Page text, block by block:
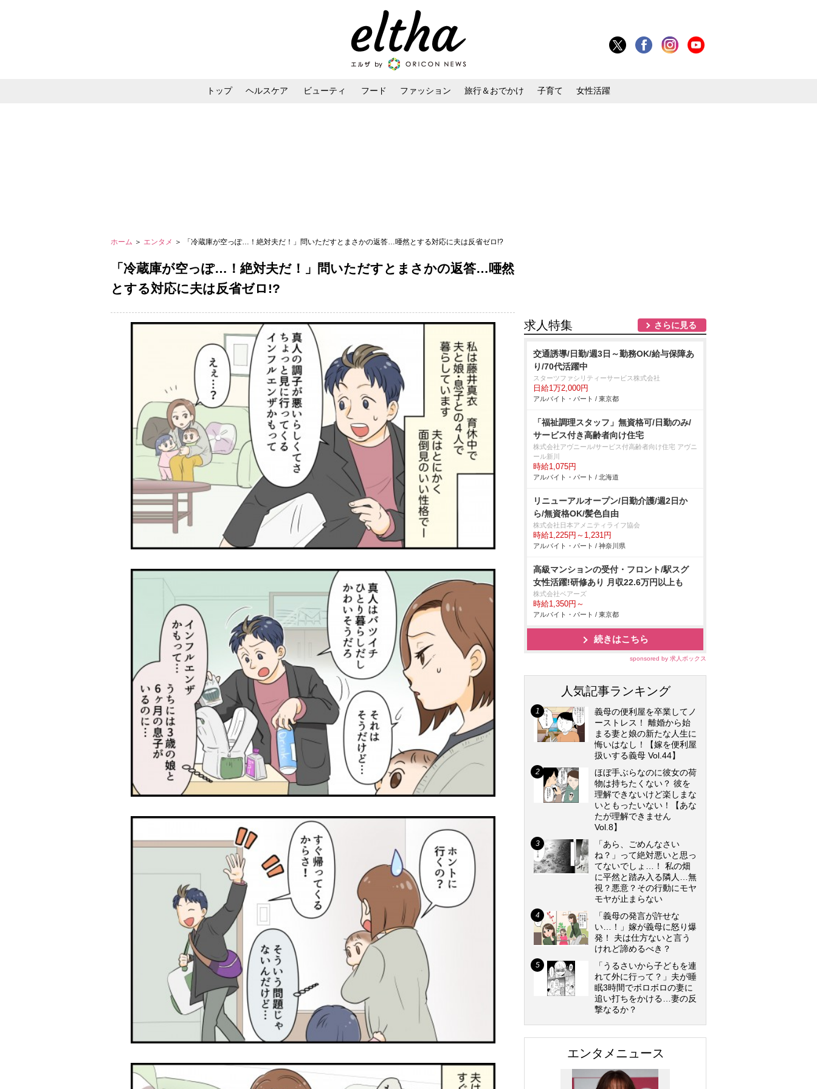
トップ ヘルスケア ビューティ フード ファッション 旅行＆おでかけ 子育て 女性活躍
ホーム ＞ エンタメ ＞ 「冷蔵庫が空っぽ…！絶対夫だ！」問いただすとまさかの返答…唖然とする対応に夫は反省ゼロ!?
「冷蔵庫が空っぽ…！絶対夫だ！」問いただすとまさかの返答…唖然
とする対応に夫は反省ゼロ!?
求人特集 さらに見る
交通誘導/日勤/週3日～勤務OK/給与保障あ
り/70代活躍中
スターツファシリティーサービス株式会社
日給1万2,000円
アルバイト・パート / 東京都
「福祉調理スタッフ」無資格可/日勤のみ/
サービス付き高齢者向け住宅
株式会社アヴニール/サービス付高齢者向け住宅 アヴニ
ール新川
時給1,075円
アルバイト・パート / 北海道
リニューアルオープン/日勤介護/週2日か
ら/無資格OK/髪色自由
株式会社日本アメニティライフ協会
時給1,225円～1,231円
アルバイト・パート / 神奈川県
高級マンションの受付・フロント/駅スグ
女性活躍!研修あり 月収22.6万円以上も
株式会社ベアーズ
時給1,350円～
アルバイト・パート / 東京都
続きはこちら
sponsored by 求人ボックス
人気記事ランキング
義母の便利屋を卒業してノ
ーストレス！ 離婚から始
まる妻と娘の新たな人生に
悔いはなし！【嫁を便利屋
扱いする義母 Vol.44】
ほぼ手ぶらなのに彼女の荷
物は持ちたくない？ 彼を
理解できないけど楽しまな
いともったいない！【あな
たが理解できません
Vol.8】
「あら、ごめんなさい
ね？」って絶対悪いと思っ
てないでしょ…！ 私の畑
に平然と踏み入る隣人…無
視？悪意？その行動にモヤ
モヤが止まらない
「義母の発言が許せな
い…！」嫁が義母に怒り爆
発！ 夫は仕方ないと言う
けれど諦めるべき？
「うるさいから子どもを連
れて外に行って？」夫が睡
眠3時間でボロボロの妻に
追い打ちをかける…妻の反
撃なるか？
エンタメニュース